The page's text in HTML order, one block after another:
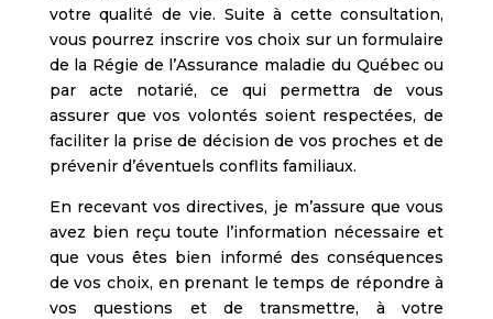
votre qualité de vie. Suite à cette consultation,
vous pourrez inscrire vos choix sur un formulaire
de la Régie de l’Assurance maladie du Québec ou
par acte notarié, ce qui permettra de vous
assurer que vos volontés soient respectées, de
faciliter la prise de décision de vos proches et de
prévenir d’éventuels conflits familiaux.
En recevant vos directives, je m’assure que vous
avez bien reçu toute l’information nécessaire et
que vous êtes bien informé des conséquences
de vos choix, en prenant le temps de répondre à
vos questions et de transmettre, à votre